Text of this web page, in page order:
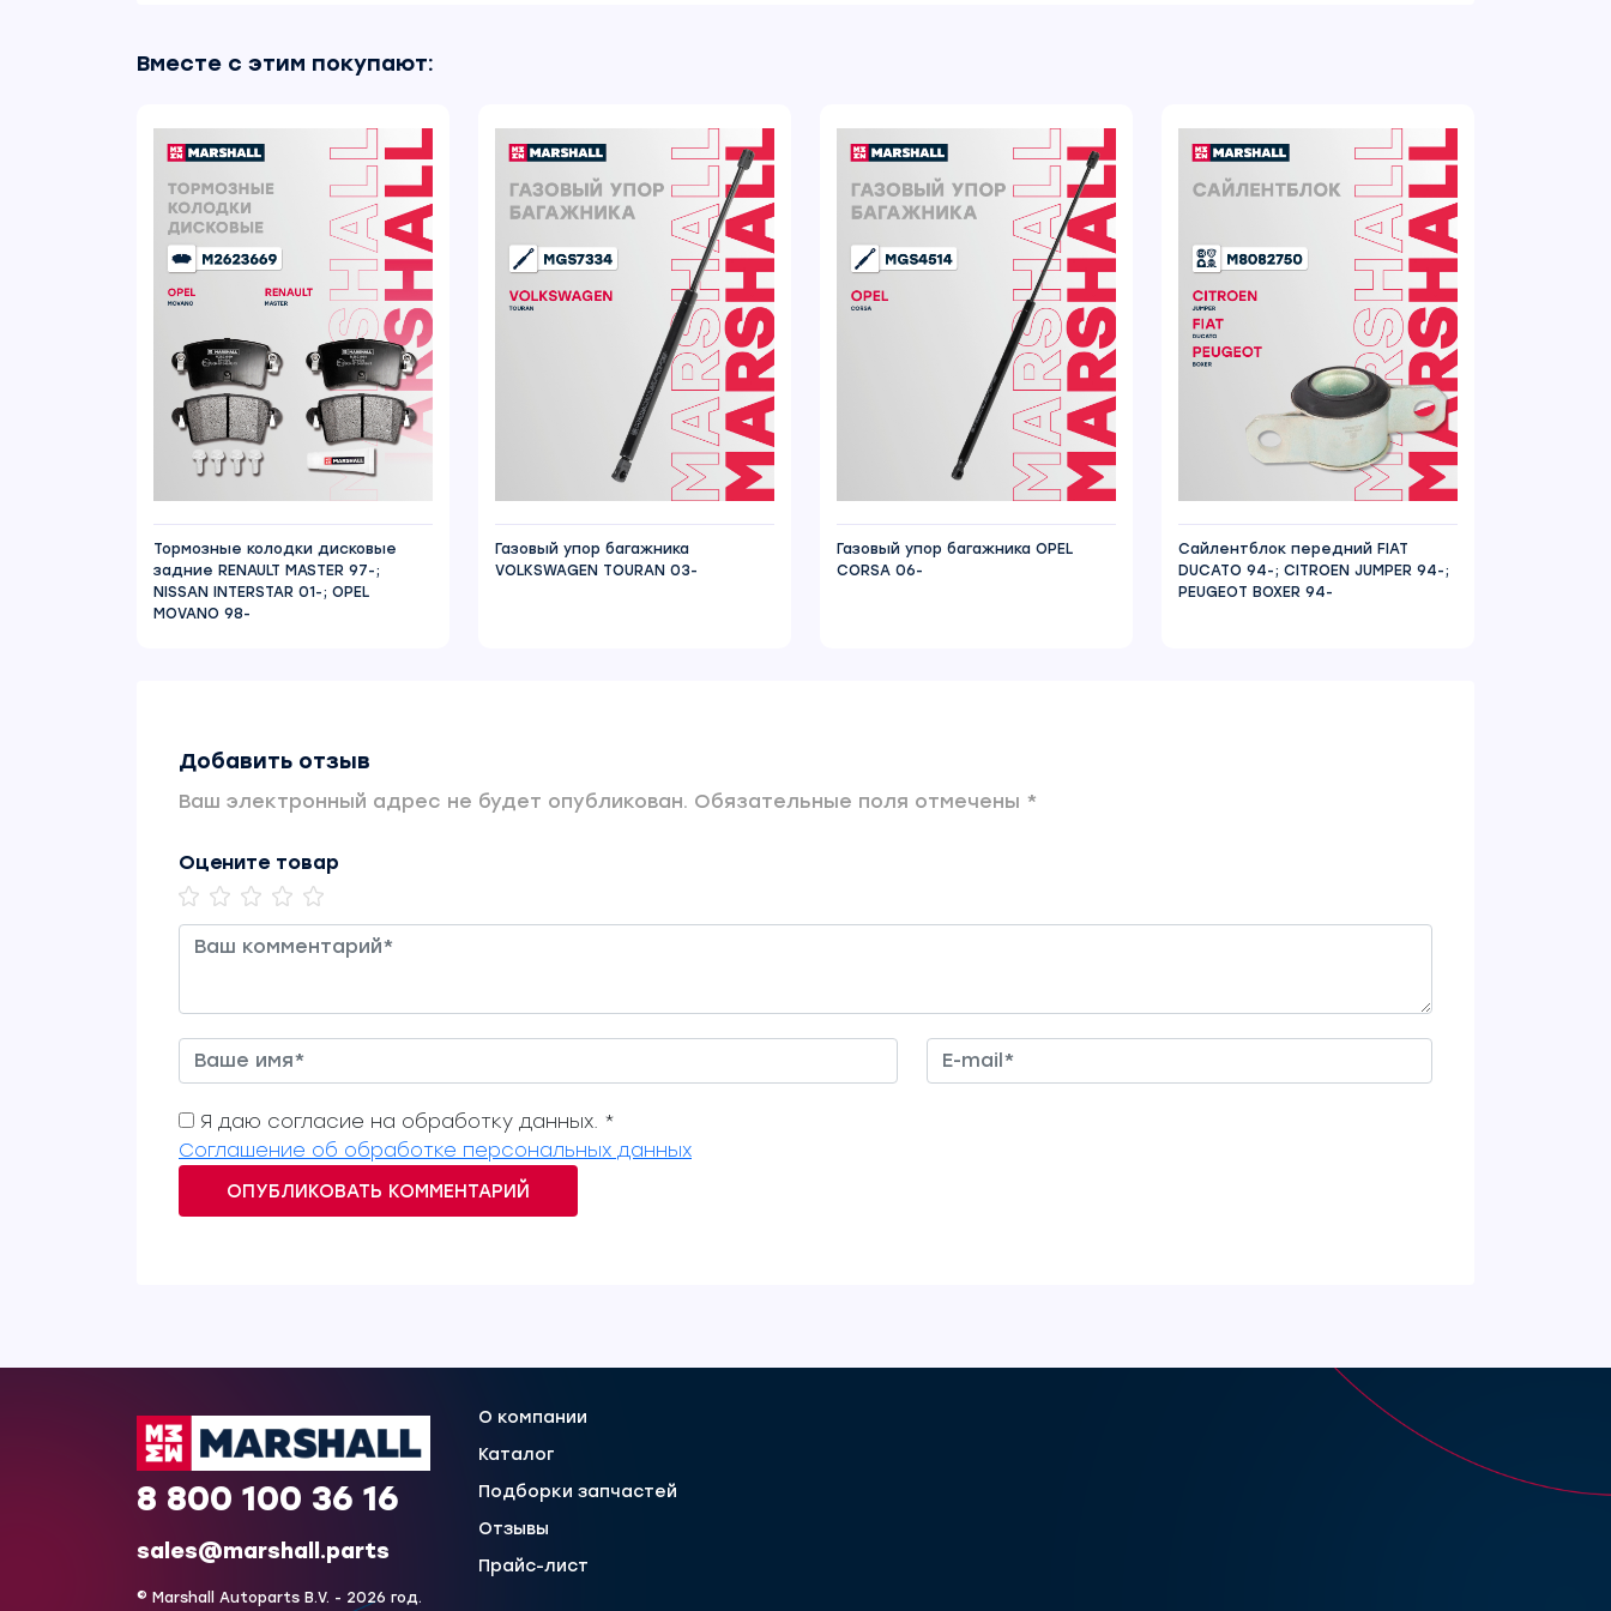
Вместе с этим покупают:
Тормозные колодки дисковые
задние RENAULT MASTER 97-;
NISSAN INTERSTAR 01-; OPEL
MOVANO 98-
Газовый упор багажника
VOLKSWAGEN TOURAN 03-
Газовый упор багажника OPEL
CORSA 06-
Сайлентблок передний FIAT
DUCATO 94-; CITROEN JUMPER 94-;
PEUGEOT BOXER 94-
Добавить отзыв
Ваш электронный адрес не будет опубликован. Обязательные поля отмечены *
Оцените товар
Я даю согласие на обработку данных. *
Соглашение об обработке персональных данных
ОПУБЛИКОВАТЬ КОММЕНТАРИЙ
8 800 100 36 16
sales@marshall.parts
© Marshall Autoparts B.V. - 2026 год.
О компании
Каталог
Подборки запчастей
Отзывы
Прайс-лист